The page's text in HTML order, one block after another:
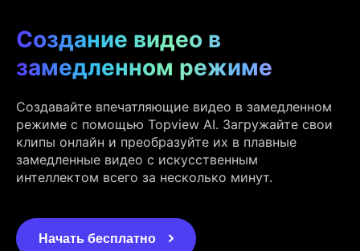
Создание видео в
замедленном режиме
Создавайте впечатляющие видео в замедленном
режиме с помощью Topview AI. Загружайте свои
клипы онлайн и преобразуйте их в плавные
замедленные видео с искусственным
интеллектом всего за несколько минут.
Начать бесплатно